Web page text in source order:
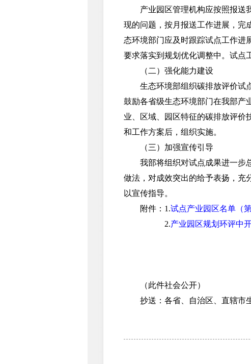
产业园区管理机构应按照报送我
现的问题，按月报送工作进展，完
态环境部门应及时跟踪试点工作进
要求落实到规划优化调整中。试点
（二）强化能力建设
生态环境部组织碳排放评价试点
鼓励各省级生态环境部门在我部产
业、区域、园区特征的碳排放评价
和工作方案后，组织实施。
（三）加强宣传引导
我部将组织对试点成果进一步总
做法，对成效突出的给予表扬，充
以宣传指导。
附件：1.试点产业园区名单（第
2.产业园区规划环评中
（此件社会公开）
抄送：各省、自治区、直辖市生